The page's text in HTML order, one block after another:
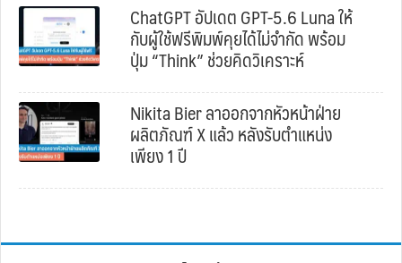
ChatGPT อัปเดต GPT-5.6 Luna ให้
กับผู้ใช้ฟรีพิมพ์คุยได้ไม่จำกัด พร้อม
ปุ่ม “Think” ช่วยคิดวิเคราะห์
Nikita Bier ลาออกจากหัวหน้าฝ่าย
ผลิตภัณฑ์ X แล้ว หลังรับตำแหน่ง
เพียง 1 ปี